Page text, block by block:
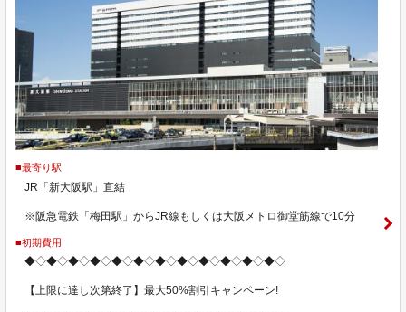
■最寄り駅
JR「新大阪駅」直結
※阪急電鉄「梅田駅」からJR線もしくは大阪メトロ御堂筋線で10分
■初期費用
◆◇◆◇◆◇◆◇◆◇◆◇◆◇◆◇◆◇◆◇◆◇◆◇
【上限に達し次第終了】最大50%割引キャンペーン!